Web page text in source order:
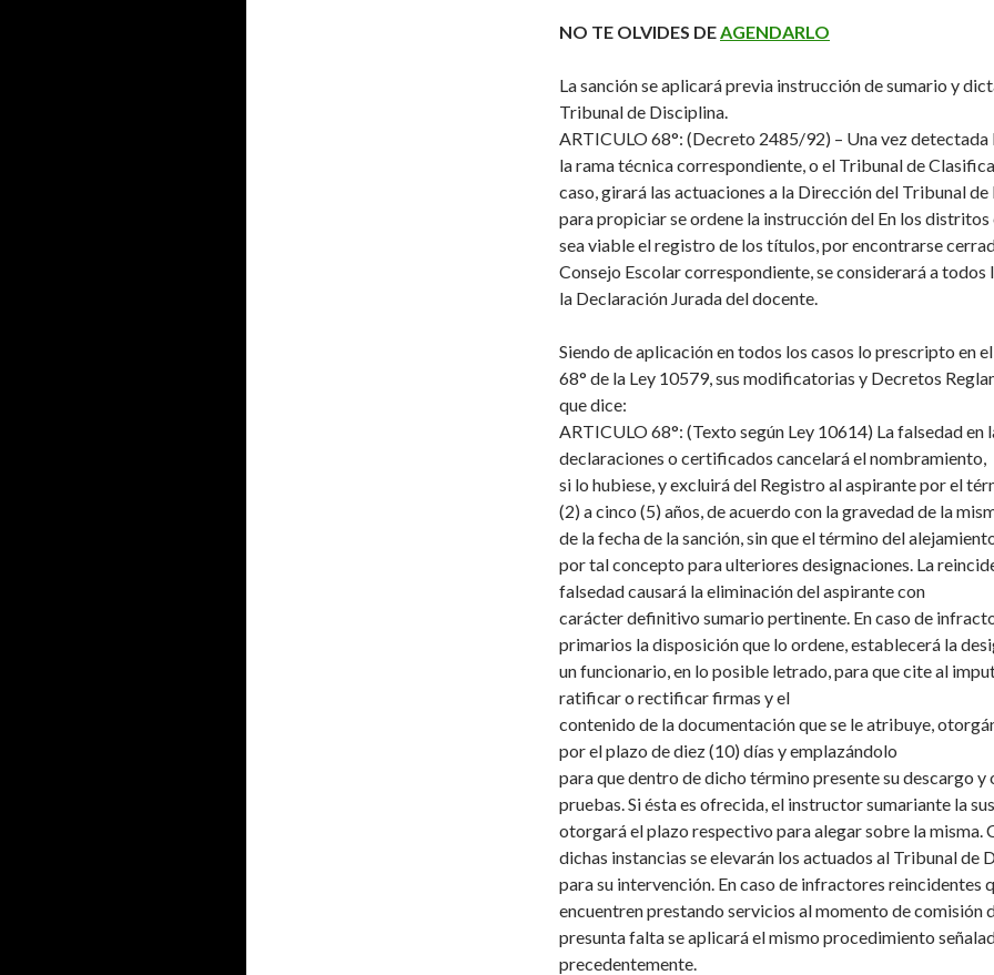
NO TE OLVIDES DEAGENDARLO
La sanción se aplicará previa instrucción de sumario y
Tribunal de Disciplina.
ARTICULO 68°: (Decreto 2485/92) – Una vez detectada
la rama técnica correspondiente, o el Tribunal de
caso, girará las actuaciones a la Dirección del Tribunal
para propiciar se ordene la instrucción del En los distritos
sea viable el registro de los títulos, por encontrarse
Consejo Escolar correspondiente, se considerará a todos
la Declaración Jurada del docente.
Siendo de aplicación en todos los casos lo prescripto en
68° de la Ley 10579, sus modificatorias y Decretos
que dice:
ARTICULO 68°: (Texto según Ley 10614) La falsedad en
declaraciones o certificados cancelará el nombramiento,
si lo hubiese, y excluirá del Registro al aspirante por el
(2) a cinco (5) años, de acuerdo con la gravedad de la
de la fecha de la sanción, sin que el término del
por tal concepto para ulteriores designaciones. La
falsedad causará la eliminación del aspirante con
carácter definitivo sumario pertinente. En caso de
primarios la disposición que lo ordene, establecerá la
un funcionario, en lo posible letrado, para que cite al
ratificar o rectificar firmas y el
contenido de la documentación que se le atribuye,
por el plazo de diez (10) días y emplazándolo
para que dentro de dicho término presente su descargo y
pruebas. Si ésta es ofrecida, el instructor sumariante la
otorgará el plazo respectivo para alegar sobre la misma.
dichas instancias se elevarán los actuados al Tribunal de
para su intervención. En caso de infractores reincidentes
encuentren prestando servicios al momento de comisión
presunta falta se aplicará el mismo procedimiento
precedentemente.